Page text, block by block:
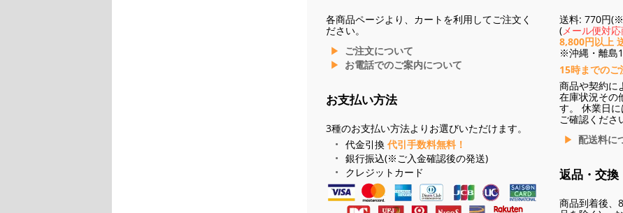
各商品ページより、カートを利用してご注文く
ださい。
ご注文について
お電話でのご案内について
お支払い方法
3種のお支払い方法よりお選びいただけます。
代金引換 代引手数料無料！
銀行振込(※ご入金確認後の発送)
クレジットカード
送料: 770円
(メール便対
8,800円以上
※沖縄・離島
15時までのご
商品や契約に
在庫状況その
す。 休業日
ご確認くださ
配送料に
返品・交換
商品到着後、